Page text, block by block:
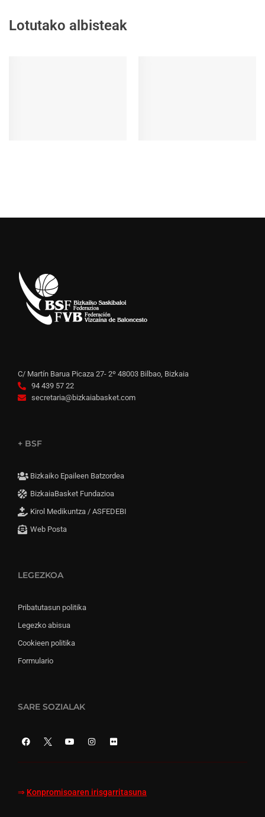
Lotutako albisteak
C/ Martín Barua Picaza 27- 2º 48003 Bilbao, Bizkaia
94 439 57 22
secretaria@bizkaiabasket.com
+ BSF
Bizkaiko Epaileen Batzordea
BizkaiaBasket Fundazioa
Kirol Medikuntza / ASFEDEBI
Web Posta
LEGEZKOA
Pribatutasun politika
Legezko abisua
Cookieen politika
Formulario
SARE SOZIALAK
⇒ Konpromisoaren irisgarritasuna